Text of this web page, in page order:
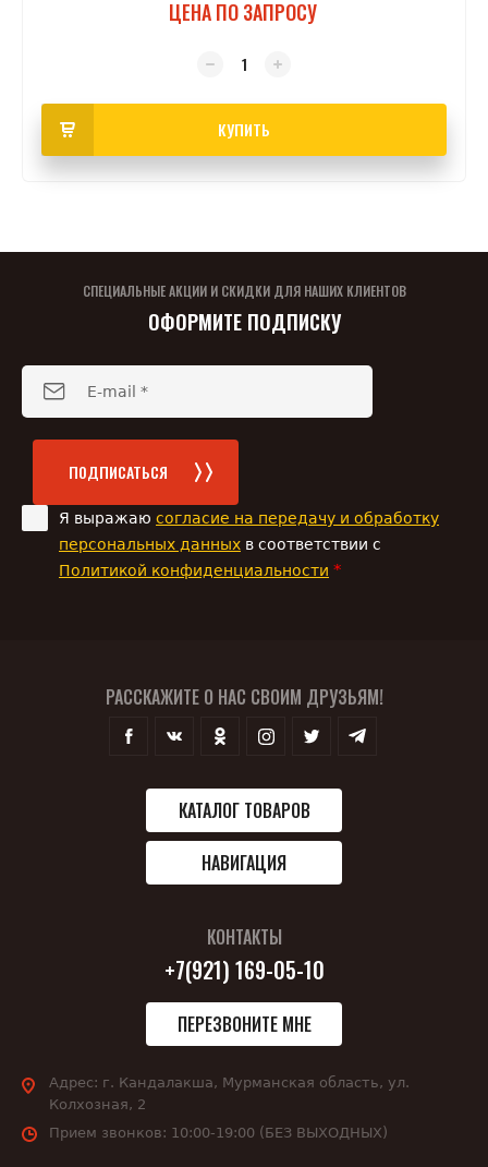
ЦЕНА ПО ЗАПРОСУ
КУПИТЬ
СПЕЦИАЛЬНЫЕ АКЦИИ И СКИДКИ ДЛЯ НАШИХ КЛИЕНТОВ
ОФОРМИТЕ ПОДПИСКУ
Я выражаю согласие на передачу и обработку
персональных данных в соответствии с
Политикой конфиденциальности *
ПОДПИСАТЬСЯ
РАССКАЖИТЕ О НАС СВОИМ ДРУЗЬЯМ!
КАТАЛОГ ТОВАРОВ
НАВИГАЦИЯ
КОНТАКТЫ
+7(921) 169-05-10
ПЕРЕЗВОНИТЕ МНЕ
Адрес: г. Кандалакша, Мурманская область, ул.
Колхозная, 2
Прием звонков: 10:00-19:00 (БЕЗ ВЫХОДНЫХ)